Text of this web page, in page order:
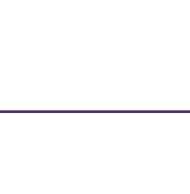
užsegimo, su